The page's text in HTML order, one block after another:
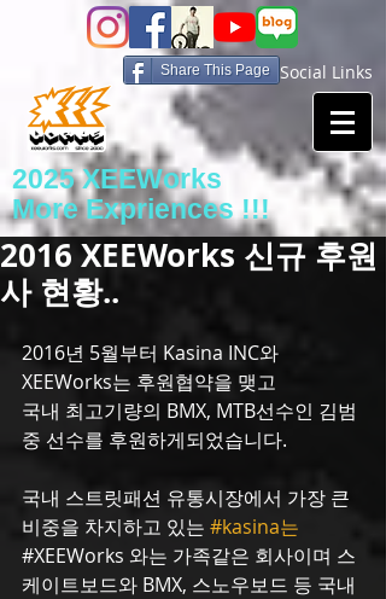
Share This Page Social Links
2025 XEEWorks
More Expriences !!!
2016 XEEWorks 신규 후원
사 현황..
2016년 5월부터 Kasina INC와
XEEWorks는 후원협약을 맺고
국내 최고기량의 BMX, MTB선수인 김범
중 선수를 후원하게되었습니다.
국내 스트릿패션 유통시장에서 가장 큰
비중을 차지하고 있는 #kasina는
‪#‎XEEWorks‬ 와는 가족같은 회사이며 스
케이트보드와 BMX, 스노우보드 등 국내